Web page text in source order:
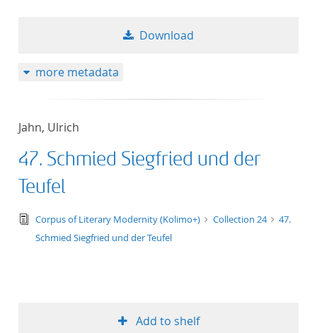
Download
more metadata
Jahn, Ulrich
47. Schmied Siegfried und der
Teufel
text/tg.edition+tg.aggregation+xml
Corpus of Literary Modernity (Kolimo+) Collection 24
47.
Schmied Siegfried und der Teufel
Add to shelf